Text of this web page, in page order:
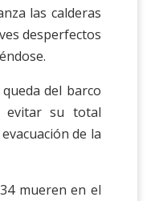
las calderas
desperfectos
del barco
evitar su total
de la
mueren en el